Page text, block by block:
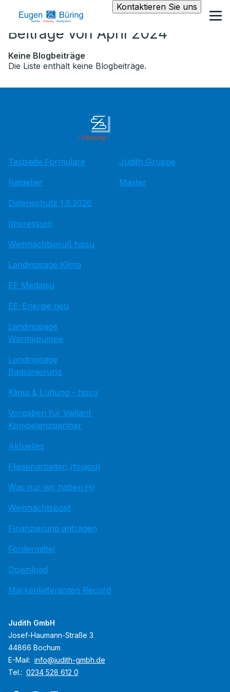
Kontaktieren Sie uns
Beiträge von April 2024
Keine Blogbeiträge
Die Liste enthält keine Blogbeiträge.
Testseite Formulare
Ratgeber
Datenschutz 1.6.2026
Impressum
Weihnachtsgruß hissu
Landingpage Klima
EE Medatsu
EE-Energie neu
Landingpage
Wärmepumpe
Landingpage
Badsanierung
Klima & Lüftung - hissu
Vorgaben für Vaillant
Kompetenzpartner
Aktuelles
Fliesenarbeiten (toujou)
Was nur wir haben HI
Weihnachtspost
Finanzierung anfragen
Fördermittel
Download
Markenlieferanten Record
Judith Gruppe
Master
Judith GmbH
Josef-Haumann-Straße 3
44866 Bochum
E-Mail: info@judith-gmbh.de
Tel.: 0234 528 612 0